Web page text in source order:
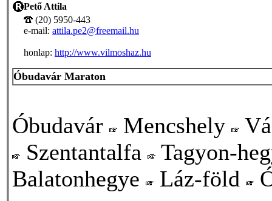
Pető Attila
(20) 5950-443
e-mail: attila.pe2@freemail.hu
honlap: http://www.vilmoshaz.hu
Óbudavár Maraton
Óbudavár Mencshely
Szentantalfa
Tagyon-
Balatonhegye
Láz-föld